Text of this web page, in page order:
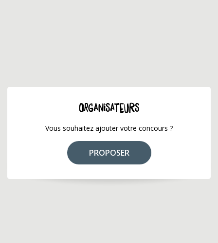
ORGANISATEURS
Vous souhaitez ajouter votre concours ?
PROPOSER